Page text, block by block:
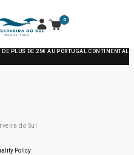
0
PLUS DE 25€ AU PORTUGAL CONTINENTAL
do Sul
Policy